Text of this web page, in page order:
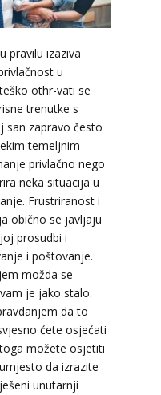
pravilu izaziva
u
othr-vati se
trenutke s
san zapravo često
temeljnim
privlačno nego
neka situacija u
Frustriranost i
obično se javljaju
prosudbi i
i poštovanje.
možda se
je jako stalo.
da to
ćete osjećati
možete osjetiti
da izrazite
unutarnji
je zauzet
600
min
333
je slobodan